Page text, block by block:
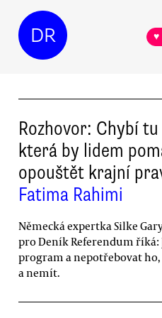
DR ♥
Rozhovor: Chybí
která by lidem
opouštět krajní
Fatima Rahimi
Německá expertka Silke
pro Deník Referendum
program a nepotřebovat
a nemít.